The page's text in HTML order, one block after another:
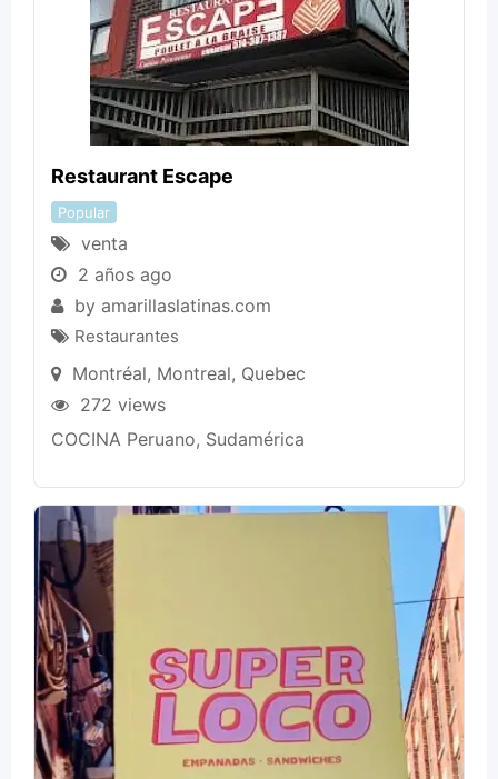
Restaurant Escape
Popular
venta
2 años ago
by amarillaslatinas.com
Restaurantes
Montréal, Montreal, Quebec
272 views
COCINA Peruano, Sudamérica